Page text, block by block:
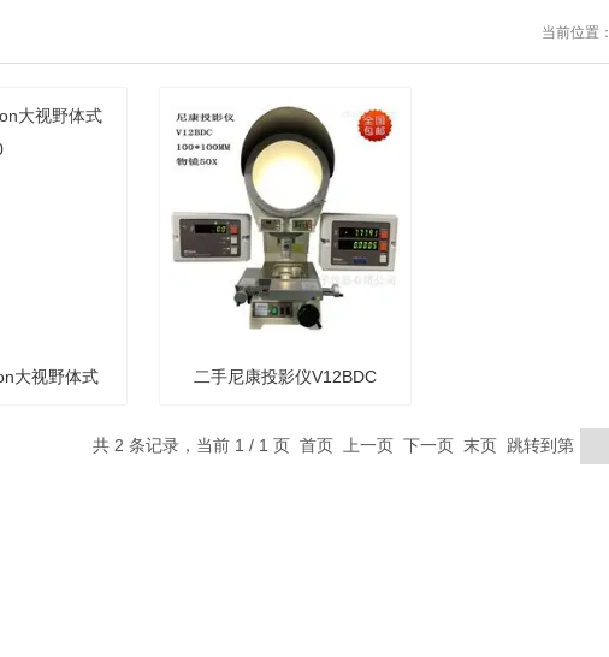
当前位置：
大视野体式 二手尼康投影仪V12BDC
共 2 条记录，当前 1 / 1 页 首页 上一页 下一页 末页 跳转到第